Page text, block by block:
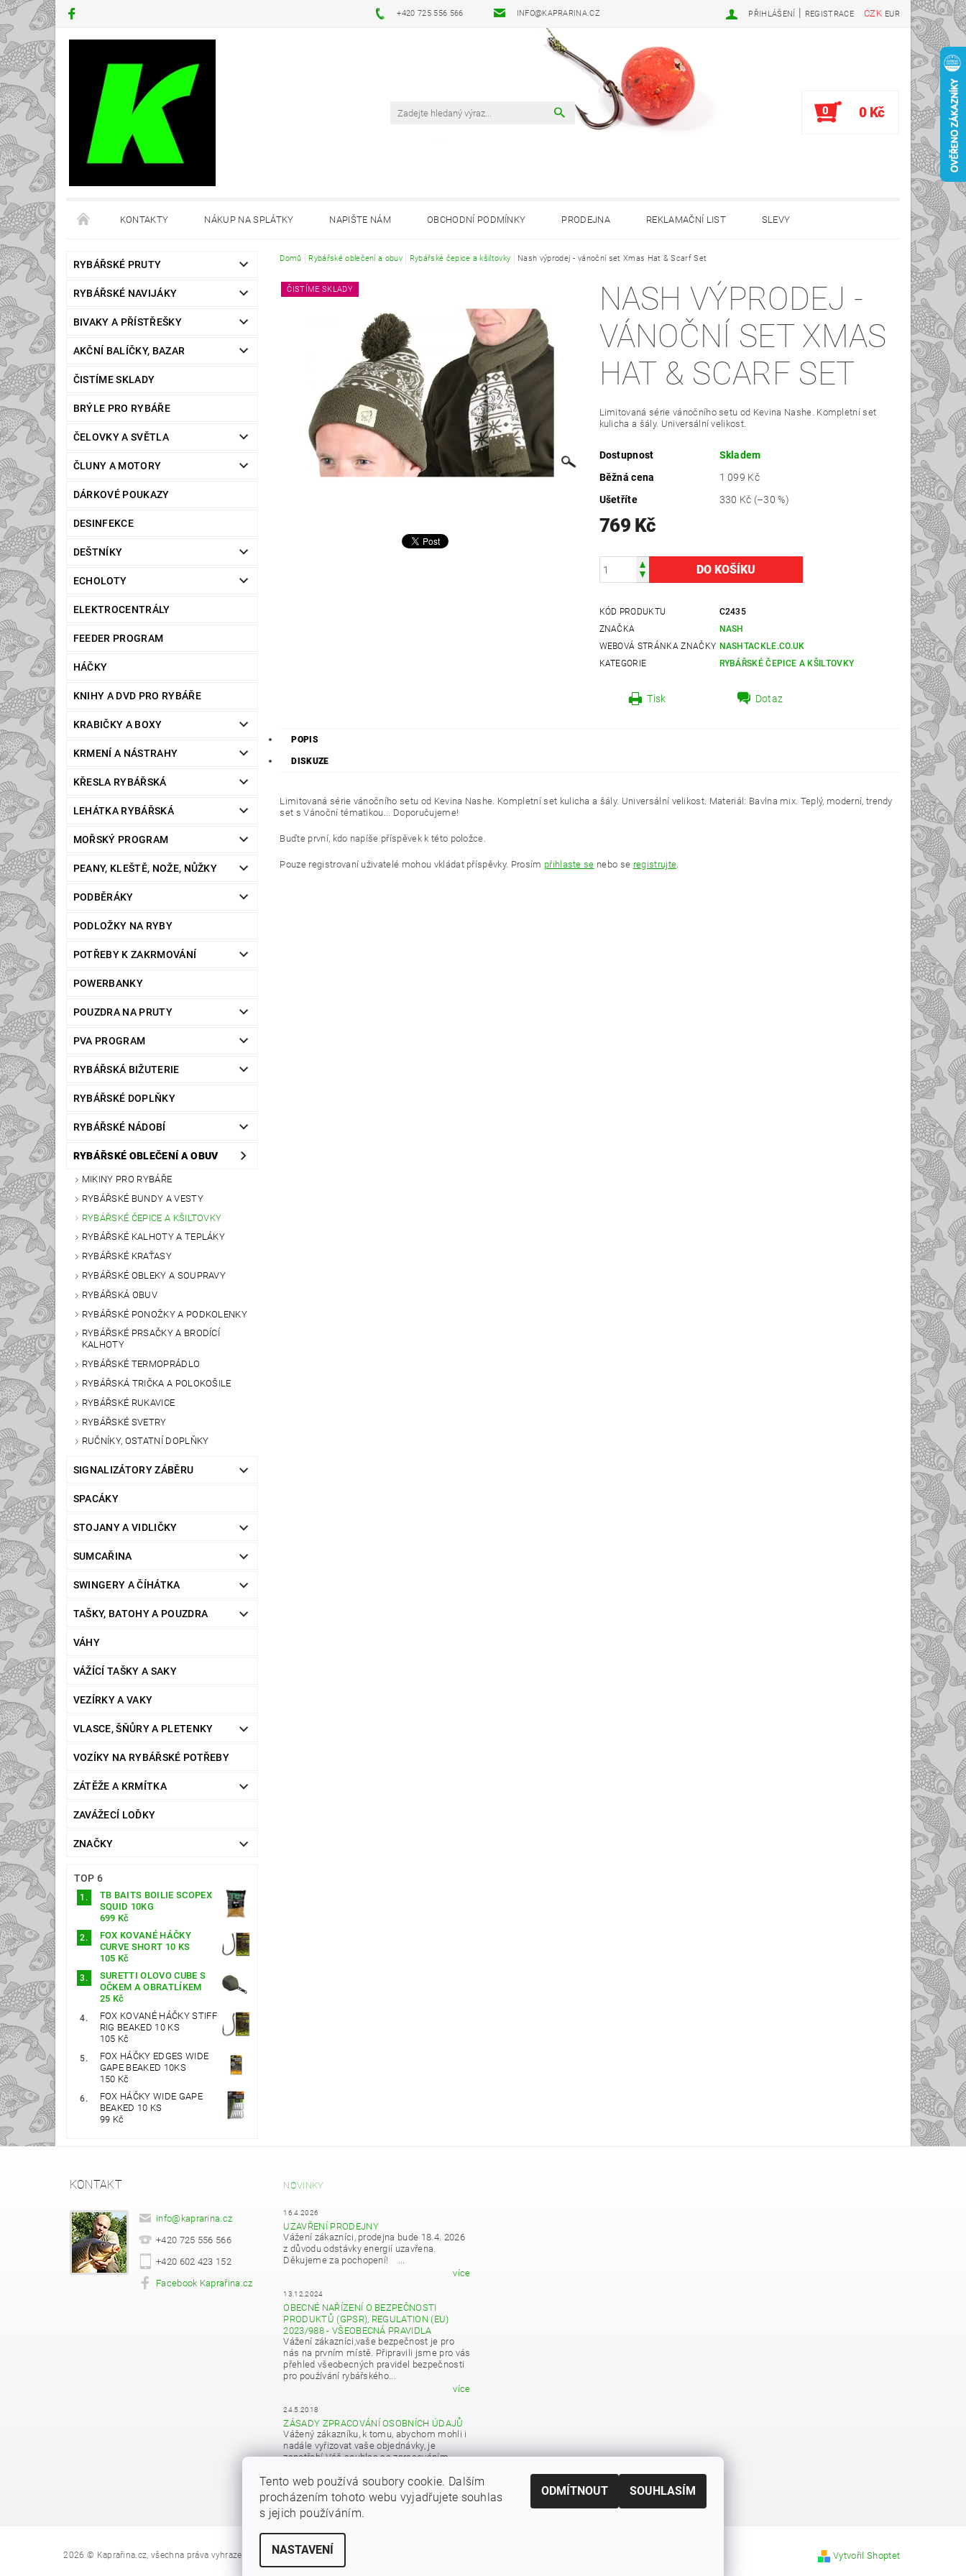
+420 725 556 566 INFO@KAPRARINA.CZ CZK EUR
PŘIHLÁŠENÍ | REGISTRACE
0 0 Kč
KONTAKTY NÁKUP NA SPLÁTKY NAPIŠTE NÁM OBCHODNÍ PODMÍNKY PRODEJNA REKLAMAČNÍ LIST SLEVY
RYBÁŘSKÉ PRUTY
RYBÁŘSKÉ NAVIJÁKY
BIVAKY A PŘÍSTŘEŠKY
AKČNÍ BALÍČKY, BAZAR
ČISTÍME SKLADY
BRÝLE PRO RYBÁŘE
ČELOVKY A SVĚTLA
ČLUNY A MOTORY
DÁRKOVÉ POUKAZY
DESINFEKCE
DEŠTNÍKY
ECHOLOTY
ELEKTROCENTRÁLY
FEEDER PROGRAM
HÁČKY
KNIHY A DVD PRO RYBÁŘE
KRABIČKY A BOXY
KRMENÍ A NÁSTRAHY
KŘESLA RYBÁŘSKÁ
LEHÁTKA RYBÁŘSKÁ
MOŘSKÝ PROGRAM
PEANY, KLEŠTĚ, NOŽE, NŮŽKY
PODBĚRÁKY
PODLOŽKY NA RYBY
POTŘEBY K ZAKRMOVÁNÍ
POWERBANKY
POUZDRA NA PRUTY
PVA PROGRAM
RYBÁŘSKÁ BIŽUTERIE
RYBÁŘSKÉ DOPLŇKY
RYBÁŘSKÉ NÁDOBÍ
RYBÁŘSKÉ OBLEČENÍ A OBUV
MIKINY PRO RYBÁŘE
RYBÁŘSKÉ BUNDY A VESTY
RYBÁŘSKÉ ČEPICE A KŠILTOVKY
RYBÁŘSKÉ KALHOTY A TEPLÁKY
RYBÁŘSKÉ KRAŤASY
RYBÁŘSKÉ OBLEKY A SOUPRAVY
RYBÁŘSKÁ OBUV
RYBÁŘSKÉ PONOŽKY A PODKOLENKY
RYBÁŘSKÉ PRSAČKY A BRODÍCÍ
KALHOTY
RYBÁŘSKÉ TERMOPRÁDLO
RYBÁŘSKÁ TRIČKA A POLOKOŠILE
RYBÁŘSKÉ RUKAVICE
RYBÁŘSKÉ SVETRY
RUČNÍKY, OSTATNÍ DOPLŇKY
SIGNALIZÁTORY ZÁBĚRU
SPACÁKY
STOJANY A VIDLIČKY
SUMCAŘINA
SWINGERY A ČÍHÁTKA
TAŠKY, BATOHY A POUZDRA
VÁHY
VÁŽÍCÍ TAŠKY A SAKY
VEZÍRKY A VAKY
VLASCE, ŠŇŮRY A PLETENKY
VOZÍKY NA RYBÁŘSKÉ POTŘEBY
ZÁTĚŽE A KRMÍTKA
ZAVÁŽECÍ LOĎKY
ZNAČKY
TOP 6
TB BAITS BOILIE SCOPEX
SQUID 10KG
699 Kč
FOX KOVANÉ HÁČKY
CURVE SHORT 10 KS
105 Kč
SURETTI OLOVO CUBE S
OČKEM A OBRATLÍKEM
25 Kč
FOX KOVANÉ HÁČKY STIFF
RIG BEAKED 10 KS
105 Kč
FOX HÁČKY EDGES WIDE
GAPE BEAKED 10KS
150 Kč
FOX HÁČKY WIDE GAPE
BEAKED 10 KS
99 Kč
Domů Rybářské oblečení a obuv Rybářské čepice a kšiltovky Nash výprodej - vánoční set Xmas Hat & Scarf Set
ČISTÍME SKLADY
NASH VÝPRODEJ -
VÁNOČNÍ SET XMAS
HAT & SCARF SET
Limitovaná série vánočního setu od Kevina Nashe. Kompletní set
kulicha a šály. Universální velikost.
Dostupnost
Skladem
Běžná cena
1 099 Kč
Ušetříte
330 Kč (–30 %)
769 Kč
KÓD PRODUKTU
C2435
ZNAČKA
NASH
WEBOVÁ STRÁNKA ZNAČKY NASHTACKLE.CO.UK
KATEGORIE
RYBÁŘSKÉ ČEPICE A KŠILTOVKY
Tisk Dotaz
POPIS
DISKUZE
Limitovaná série vánočního setu od Kevina Nashe. Kompletní set kulicha a šály. Universální velikost. Materiál: Bavlna mix. Teplý, moderní, trendy
set s Vánoční tématikou... Doporučujeme!
Buďte první, kdo napíše příspěvek k této položce.
Pouze registrovaní uživatelé mohou vkládat příspěvky. Prosím přihlaste se nebo se registrujte.
KONTAKT
info@kaprarina.cz
+420 725 556 566
+420 602 423 152
Facebook Kaprařina.cz
NOVINKY
16.4.2026
UZAVŘENÍ PRODEJNY
Vážení zákazníci, prodejna bude 18.4. 2026
z důvodu odstávky energií uzavřena.
Děkujeme za pochopení! ...
více
13.12.2024
OBECNÉ NAŘÍZENÍ O BEZPEČNOSTI
PRODUKTŮ (GPSR), REGULATION (EU)
2023/988 - VŠEOBECNÁ PRAVIDLA
Vážení zákazníci,vaše bezpečnost je pro
nás na prvním místě. Připravili jsme pro vás
přehled všeobecných pravidel bezpečnosti
pro používání rybářského...
více
24.5.2018
ZÁSADY ZPRACOVÁNÍ OSOBNÍCH ÚDAJŮ
Vážený zákazníku, k tomu, abychom mohli i
nadále vyřizovat vaše objednávky, je
zapotřebí Váš souhlas se zpracováním
více
2026 © Kaprařina.cz, všechna práva vyhrazena Upravit nastavení cookies Vytvořil Shoptet
Tento web používá soubory cookie. Dalším
procházením tohoto webu vyjadřujete souhlas
s jejich používáním.
NASTAVENÍ
ODMÍTNOUT SOUHLASÍM